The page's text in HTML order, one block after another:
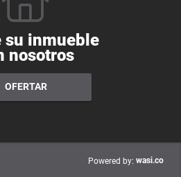
su inmueble
nosotros
OFERTAR
Powered by: wasi.co